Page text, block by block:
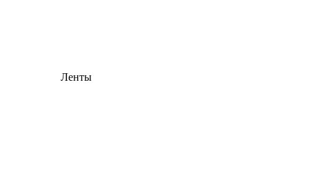
Ленты